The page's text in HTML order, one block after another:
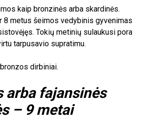
kaip bronzinės arba skardinės.
8 metus šeimos vedybinis gyvenimas
Tokių metinių sulaukusi pora
tarpusavio supratimu.
dirbiniai.
arba fajansinės
– 9metai